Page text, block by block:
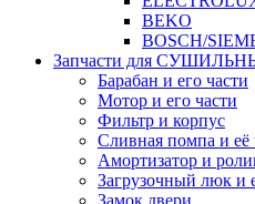
BEKO
BOSCH/
Запчасти для
Барабан и его части
Мотор и его части
Фильтр и корпус
Сливная помпа и её
Амортизатор и
Загрузочный люк и
Замок двери